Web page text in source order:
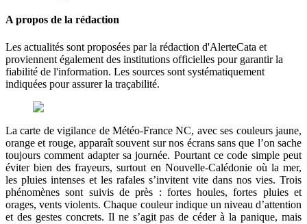
A propos de la rédaction
Les actualités sont proposées par la rédaction d'AlerteCata et
proviennent également des institutions officielles pour garantir la
fiabilité de l'information. Les sources sont systématiquement
indiquées pour assurer la traçabilité.
La carte de vigilance de Météo‑France NC, avec ses couleurs jaune,
orange et rouge, apparaît souvent sur nos écrans sans que l’on sache
toujours comment adapter sa journée. Pourtant ce code simple peut
éviter bien des frayeurs, surtout en Nouvelle‑Calédonie où la mer,
les pluies intenses et les rafales s’invitent vite dans nos vies. Trois
phénomènes sont suivis de près : fortes houles, fortes pluies et
orages, vents violents. Chaque couleur indique un niveau d’attention
et des gestes concrets. Il ne s’agit pas de céder à la panique, mais